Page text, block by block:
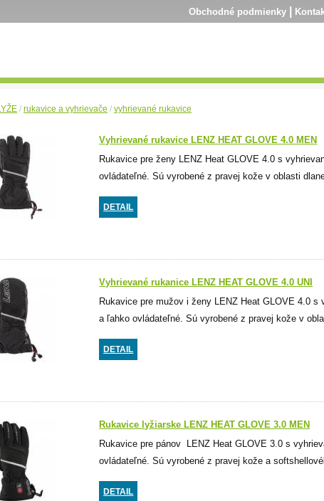
Obchodné podmienky
/ rukavice a vyhrievače / vyhrievané rukavice
Vyhrievané rukavice LENZ HEAT GLOVE 4.0 MEN
Rukavice pre ženy LENZ Heat GLOVE 4.0 s
ovládateľné. Sú vyrobené z pravej kože v oblasti
DETAIL
Vyhrievané rukanice LENZ HEAT GLOVE 4.0 UNI
Rukavice pre mužov i ženy LENZ Heat GLOVE 4.0
a ľahko ovládateľné. Sú vyrobené z pravej kože v
DETAIL
Rukavice lyžiarske LENZ HEAT GLOVE 3.0 MEN
Rukavice pre pánov LENZ Heat GLOVE 3.0 s
ovládateľné. Sú vyrobené z pravej kože a
DETAIL